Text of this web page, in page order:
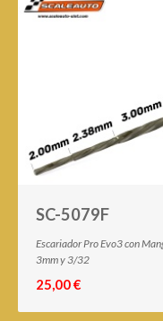
SC-5079F
Escariador Pro Evo3 con
3mm y 3/32
25,00 €